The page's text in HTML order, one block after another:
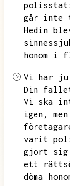
går inte
Hedin
honom i
Vi har
Din
Vi ska
igen,
varit
gjort sig
ett
döma